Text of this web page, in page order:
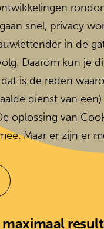
snel, privacy
in de
Daarom kun je
is de reden
dienst van
oplossing van
Maar er zijn er